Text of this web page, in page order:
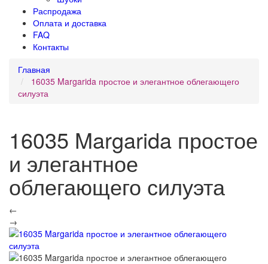
Распродажа
Оплата и доставка
FAQ
Контакты
Главная
16035 Margarida простое и элегантное облегающего
силуэта
16035 Margarida простое
и элегантное
облегающего силуэта
←
→